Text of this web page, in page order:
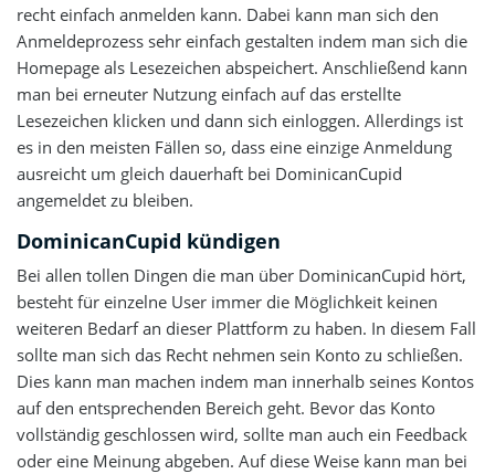
recht einfach anmelden kann. Dabei kann man sich den
Anmeldeprozess sehr einfach gestalten indem man sich die
Homepage als Lesezeichen abspeichert. Anschließend kann
man bei erneuter Nutzung einfach auf das erstellte
Lesezeichen klicken und dann sich einloggen. Allerdings ist
es in den meisten Fällen so, dass eine einzige Anmeldung
ausreicht um gleich dauerhaft bei DominicanCupid
angemeldet zu bleiben.
DominicanCupid kündigen
Bei allen tollen Dingen die man über DominicanCupid hört,
besteht für einzelne User immer die Möglichkeit keinen
weiteren Bedarf an dieser Plattform zu haben. In diesem Fall
sollte man sich das Recht nehmen sein Konto zu schließen.
Dies kann man machen indem man innerhalb seines Kontos
auf den entsprechenden Bereich geht. Bevor das Konto
vollständig geschlossen wird, sollte man auch ein Feedback
oder eine Meinung abgeben. Auf diese Weise kann man bei